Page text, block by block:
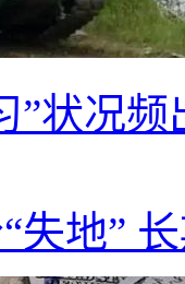
”状况
失地”